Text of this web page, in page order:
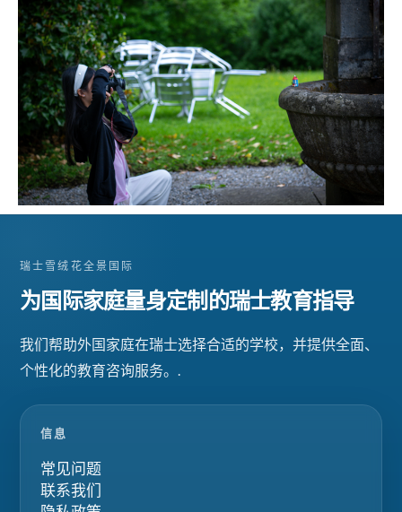
瑞士雪绒花全景国际
为国际家庭量身定制的瑞士教育指导
我们帮助外国家庭在瑞士选择合适的学校，并提供全面、
个性化的教育咨询服务。.
信息
常见问题
联系我们